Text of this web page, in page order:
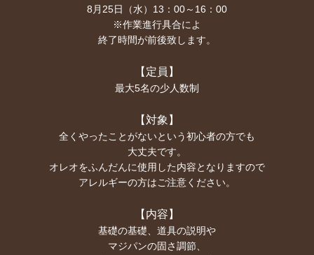
8月25日（水）13：00～16：00
※作業進行具合によ
終了時間が前後致します。
【定員】
最大5名の少人数制
【対象】
全くやったことがないという初心者の方でも
大丈夫です。
オレオをふんだんに使用した内容となりますので
アレルギーの方はご注意ください。
【内容】
基礎の基礎、道具の説明や
マジパンの固さ調節、